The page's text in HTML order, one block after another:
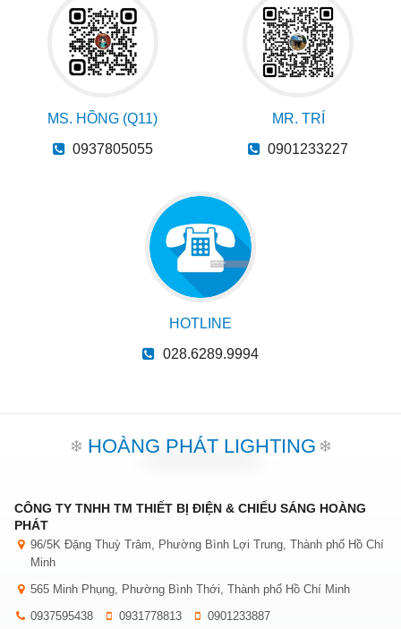
MS. HỒNG (Q11)
0937805055
MR. TRÍ
0901233227
HOTLINE
028.6289.9994
HOÀNG PHÁT LIGHTING
CÔNG TY TNHH TM THIẾT BỊ ĐIỆN & CHIẾU SÁNG HOÀNG
PHÁT
96/5K Đặng Thuỳ Trâm, Phường Bình Lợi Trung, Thành phố Hồ Chí
Minh
565 Minh Phụng, Phường Bình Thới, Thành phố Hồ Chí Minh
0937595438
0931778813 0901233887